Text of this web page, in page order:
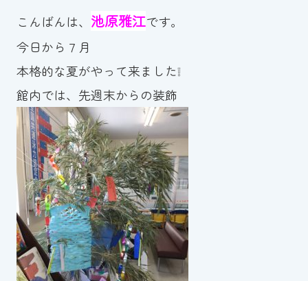
採用情報
お知らせ
カレンダー
波スイタイムズ
お問い合わせ
Tel.098-863-7264
平日 9:00～22:00｜土祝 9:00～21:00
こんばんは、 池原雅江です。
今日から７月
本格的な夏がやって来ました❕
館内では、先週末からの装飾